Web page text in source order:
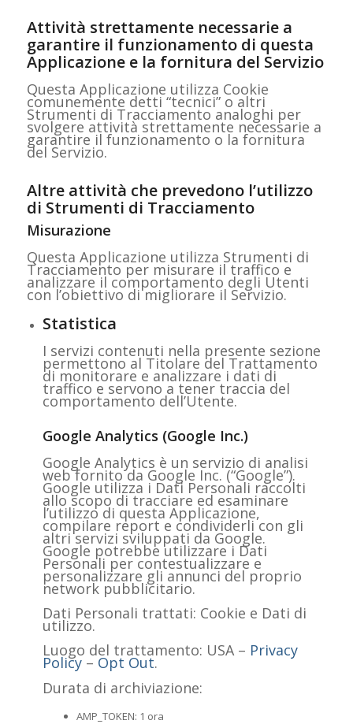
Attività strettamente necessarie a
garantire il funzionamento di questa
Applicazione e la fornitura del Servizio
Questa Applicazione utilizza Cookie
comunemente detti “tecnici” o altri
Strumenti di Tracciamento analoghi per
svolgere attività strettamente necessarie a
garantire il funzionamento o la fornitura
del Servizio.
Altre attività che prevedono l’utilizzo
di Strumenti di Tracciamento
Misurazione
Questa Applicazione utilizza Strumenti di
Tracciamento per misurare il traffico e
analizzare il comportamento degli Utenti
con l’obiettivo di migliorare il Servizio.
Statistica
I servizi contenuti nella presente sezione
permettono al Titolare del Trattamento
di monitorare e analizzare i dati di
traffico e servono a tener traccia del
comportamento dell’Utente.
Google Analytics (Google Inc.)
Google Analytics è un servizio di analisi
web fornito da Google Inc. (“Google”).
Google utilizza i Dati Personali raccolti
allo scopo di tracciare ed esaminare
l’utilizzo di questa Applicazione,
compilare report e condividerli con gli
altri servizi sviluppati da Google.
Google potrebbe utilizzare i Dati
Personali per contestualizzare e
personalizzare gli annunci del proprio
network pubblicitario.
Dati Personali trattati: Cookie e Dati di
utilizzo.
Luogo del trattamento: USA – Privacy
Policy– Opt Out.
Durata di archiviazione:
AMP_TOKEN: 1 ora